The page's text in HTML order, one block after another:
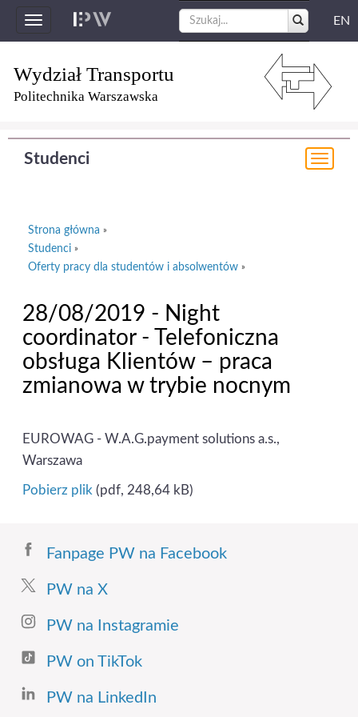
Toggle
navigation
EN
Wydział Transportu
Politechnika Warszawska
Studenci
Strona główna »
Studenci »
Oferty pracy dla studentów i absolwentów »
28/08/2019 - Night
coordinator - Telefoniczna
obsługa Klientów – praca
zmianowa w trybie nocnym
EUROWAG - W.A.G.payment solutions a.s.,
Warszawa
Pobierz plik (pdf, 248,64 kB)
Fanpage PW na Facebook
PW na X
PW na Instagramie
PW on TikTok
PW na LinkedIn